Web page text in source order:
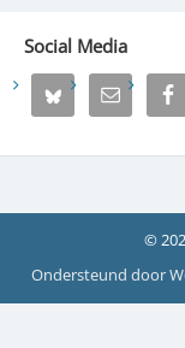
Social Media
©
Ondersteund door